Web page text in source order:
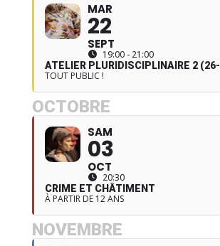
MAR
22
SEPT
19:00 - 21:00
ATELIER PLURIDISCIPLINAIRE 2
TOUT PUBLIC !
OCTOBRE
SAM
03
OCT
20:30
CRIME ET CHÂTIMENT
À PARTIR DE 12 ANS
NOVEMBRE